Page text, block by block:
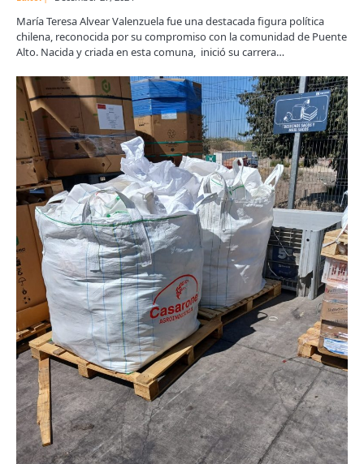
María Teresa Alvear Valenzuela fue una destacada figura política
chilena, reconocida por su compromiso con la comunidad de Puente
Alto. Nacida y criada en esta comuna, inició su carrera…